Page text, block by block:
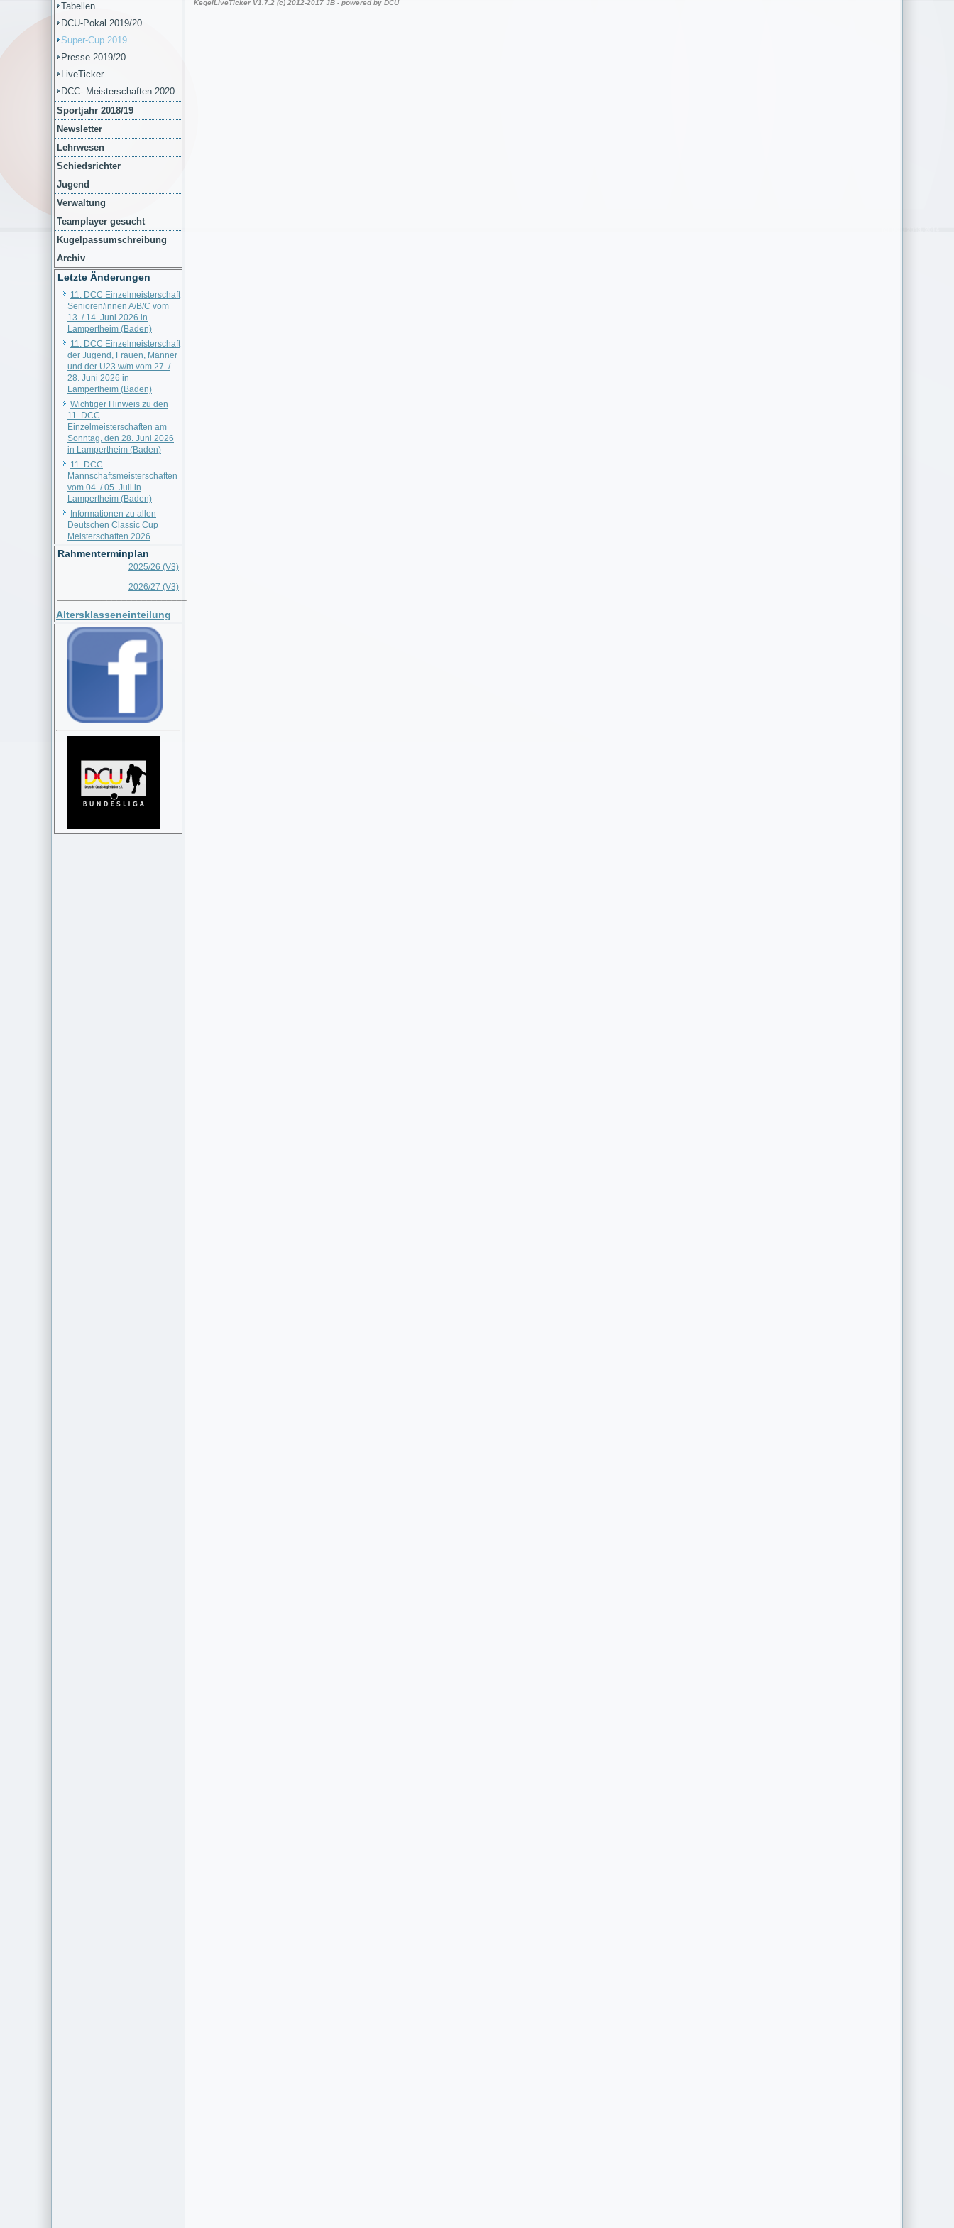
Tabellen
DCU-Pokal 2019/20
Super-Cup 2019
Presse 2019/20
LiveTicker
DCC- Meisterschaften 2020
Sportjahr 2018/19
Newsletter
Lehrwesen
Schiedsrichter
Jugend
Verwaltung
Teamplayer gesucht
Kugelpassumschreibung
Archiv
Letzte Änderungen
11. DCC Einzelmeisterschaft
Senioren/innen A/B/C vom
13. / 14. Juni 2026 in
Lampertheim (Baden)
11. DCC Einzelmeisterschaft
der Jugend, Frauen, Männer
und der U23 w/m vom 27. /
28. Juni 2026 in
Lampertheim (Baden)
Wichtiger Hinweis zu den
11. DCC
Einzelmeisterschaften am
Sonntag, den 28. Juni 2026
in Lampertheim (Baden)
11. DCC
Mannschaftsmeisterschaften
vom 04. / 05. Juli in
Lampertheim (Baden)
Informationen zu allen
Deutschen Classic Cup
Meisterschaften 2026
Rahmenterminplan
2025/26 (V3)
2026/27 (V3)
Altersklasseneinteilung